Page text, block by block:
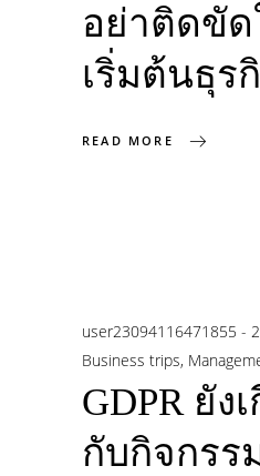
อย่าติดขัด
เริ่มต้นธุ
READ MORE
user23094116471855
Business trips,
GDPR ยัง
กับกิจกรร